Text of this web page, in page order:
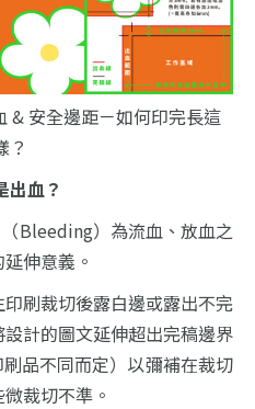
& 安全邊距－如何印完長這
？
出血？
Bleeding） 為流血、放血之
伸意義。
刷裁切後露白邊或露出不完
計的圖文延伸超出完稿邊界
品不同而定） 以彌補在裁切
裁切不準。